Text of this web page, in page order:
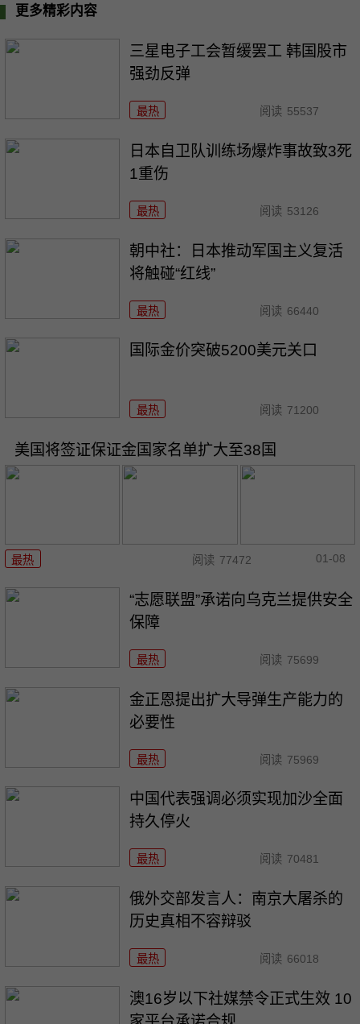
更多精彩内容
三星电子工会暂缓罢工 韩国股市
强劲反弹
最热 阅读 55537
日本自卫队训练场爆炸事故致3死
1重伤
最热 阅读 53126
朝中社：日本推动军国主义复活
将触碰“红线”
最热 阅读 66440
国际金价突破5200美元关口
最热 阅读 71200
美国将签证保证金国家名单扩大至38国
最热 阅读 77472 01-08
“志愿联盟”承诺向乌克兰提供安全
保障
最热 阅读 75699
金正恩提出扩大导弹生产能力的
必要性
最热 阅读 75969
中国代表强调必须实现加沙全面
持久停火
最热 阅读 70481
俄外交部发言人：南京大屠杀的
历史真相不容辩驳
最热 阅读 66018
澳16岁以下社媒禁令正式生效 10